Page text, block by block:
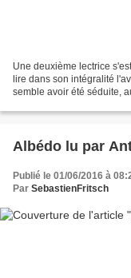
Une deuxième lectrice
lire dans son intégralité
semble avoir été séduite,
Albédo lu par
Publié le 01/06/2016 à
Par SebastienFritsch